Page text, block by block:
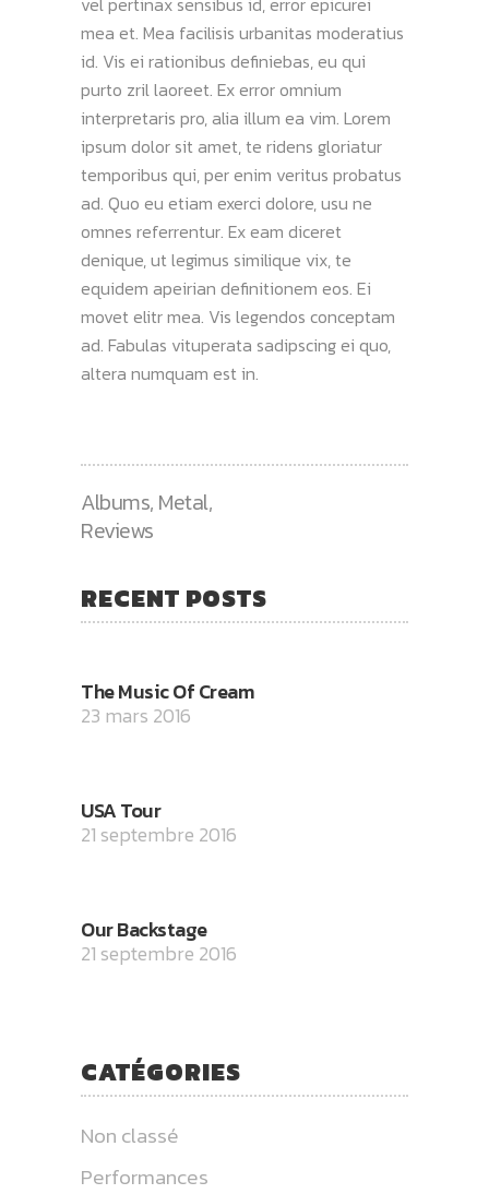
mea et. Mea facilisis urbanitas moderatius
id. Vis ei rationibus definiebas, eu qui
purto zril laoreet. Ex error omnium
interpretaris pro, alia illum ea vim. Lorem
ipsum dolor sit amet, te ridens gloriatur
temporibus qui, per enim veritus probatus
ad. Quo eu etiam exerci dolore, usu ne
omnes referrentur. Ex eam diceret
denique, ut legimus similique vix, te
equidem apeirian definitionem eos. Ei
movet elitr mea. Vis legendos conceptam
ad. Fabulas vituperata sadipscing ei quo,
altera numquam est in.
Albums, Metal,
Reviews
RECENT POSTS
The Music Of Cream
23 mars 2016
USA Tour
21 septembre 2016
Our Backstage
21 septembre 2016
CATÉGORIES
Non classé
Performances